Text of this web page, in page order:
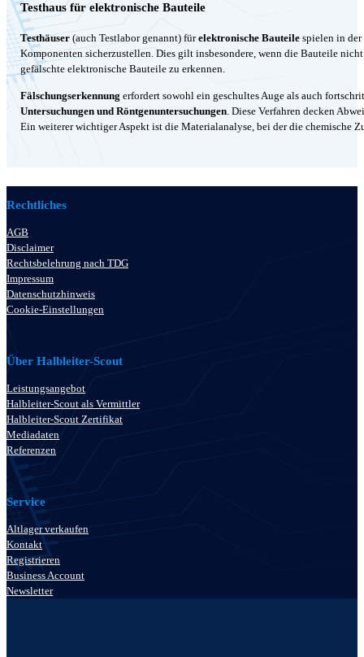
Testhaus für elektronische Bauteile
Testhäuser(auch Testlabor genannt) fürelektronische Bauteilespielen in der
Komponenten sicherzustellen. Dies gilt insbesondere, wenn die Bauteile
gefälschte elektronische Bauteile zu erkennen.
Fälschungserkennung erfordert sowohl ein geschultes Auge als auch
Untersuchungen und Röntgenuntersuchungen. Diese Verfahren decken
Ein weiterer wichtiger Aspekt ist die Materialanalyse, bei der die chemische
Rechtliches
AGB
Disclaimer
Rechtsbelehrung nach TDG
Impressum
Datenschutzhinweis
Cookie-Einstellungen
Über Halbleiter-Scout
Leistungsangebot
Halbleiter-Scout als Vermittler
Halbleiter-Scout Zertifikat
Mediadaten
Referenzen
Service
Altlager verkaufen
Kontakt
Registrieren
Business Account
Newsletter